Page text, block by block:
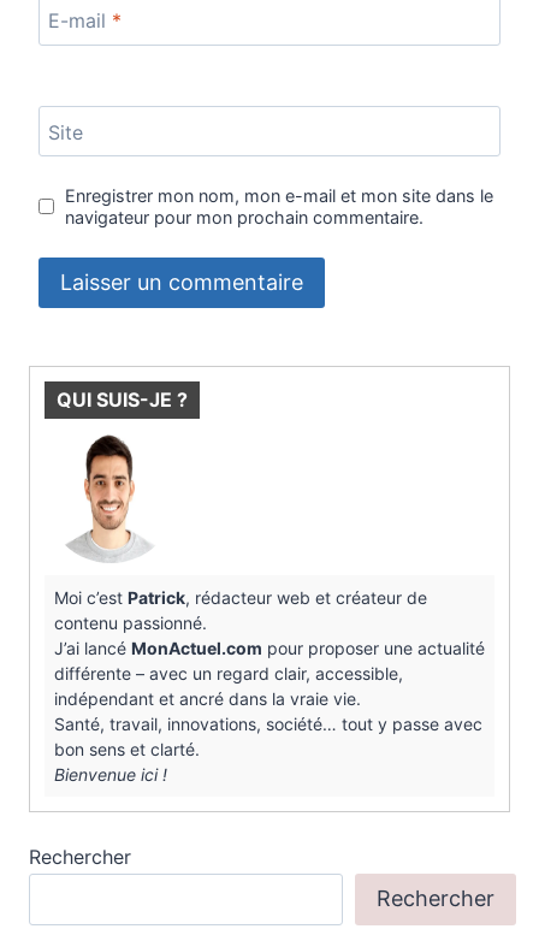
E-mail *
Site
Enregistrer mon nom, mon e-mail et mon site dans le
navigateur pour mon prochain commentaire.
QUI SUIS-JE ?
Moi c’est Patrick, rédacteur web et créateur de
contenu passionné.
J’ai lancé MonActuel.com pour proposer une actualité
différente – avec un regard clair, accessible,
indépendant et ancré dans la vraie vie.
Santé, travail, innovations, société… tout y passe avec
bon sens et clarté.
Bienvenue ici !
Rechercher
Rechercher